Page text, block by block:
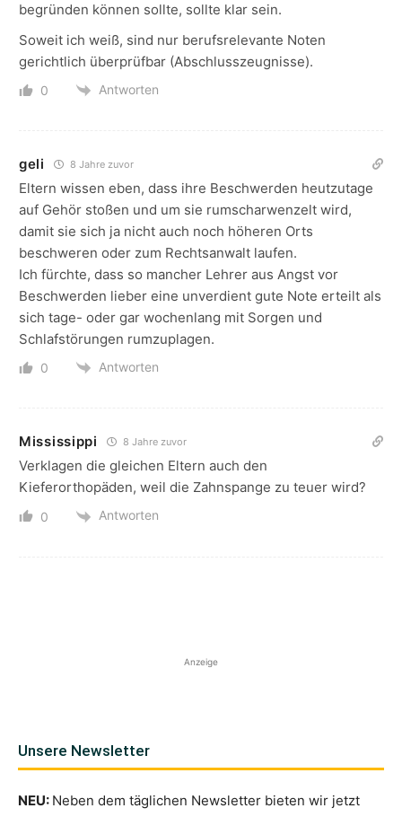
begründen können sollte, sollte klar sein.
Soweit ich weiß, sind nur berufsrelevante Noten
gerichtlich überprüfbar (Abschlusszeugnisse).
0 Antworten
geli 8 Jahre zuvor
Eltern wissen eben, dass ihre Beschwerden heutzutage
auf Gehör stoßen und um sie rumscharwenzelt wird,
damit sie sich ja nicht auch noch höheren Orts
beschweren oder zum Rechtsanwalt laufen.
Ich fürchte, dass so mancher Lehrer aus Angst vor
Beschwerden lieber eine unverdient gute Note erteilt als
sich tage- oder gar wochenlang mit Sorgen und
Schlafstörungen rumzuplagen.
0 Antworten
Mississippi 8 Jahre zuvor
Verklagen die gleichen Eltern auch den
Kieferorthopäden, weil die Zahnspange zu teuer wird?
0 Antworten
Anzeige
Unsere Newsletter
NEU: Neben dem täglichen Newsletter bieten wir jetzt